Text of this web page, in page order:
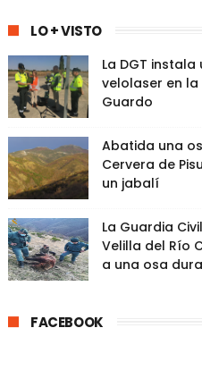
LO + VISTO
La DGT
velolaser en la
Guardo
Abatida una
Cervera de
un jabalí
La Guardia
Velilla del Río
a una osa
FACEBOOK